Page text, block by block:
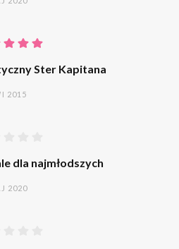
Ster Kapitana
2015
dla najmłodszych
2020